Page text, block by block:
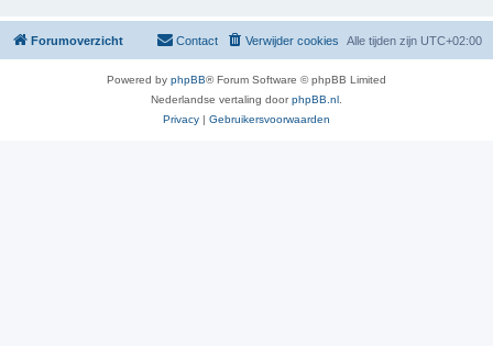
Forumoverzicht Alle tijden zijn UTC+02:00
Verwijder cookies
Contact
Powered by phpBB® Forum Software © phpBB Limited
Nederlandse vertaling doorphpBB.nl
Privacy | Gebruikersvoorwaarden